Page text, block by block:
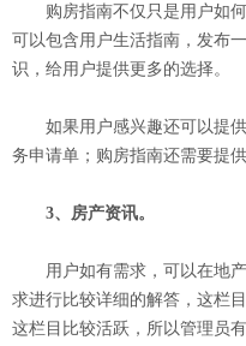
购房指南不仅只是用户如何
可以包含用户生活指南，发布
识，给用户提供更多的选择。
如果用户感兴趣还可以提供
务申请单；购房指南还需要提
3、房产资讯。
用户如有需求，可以在地产
求进行比较详细的解答，这栏
这栏目比较活跃，所以管理员